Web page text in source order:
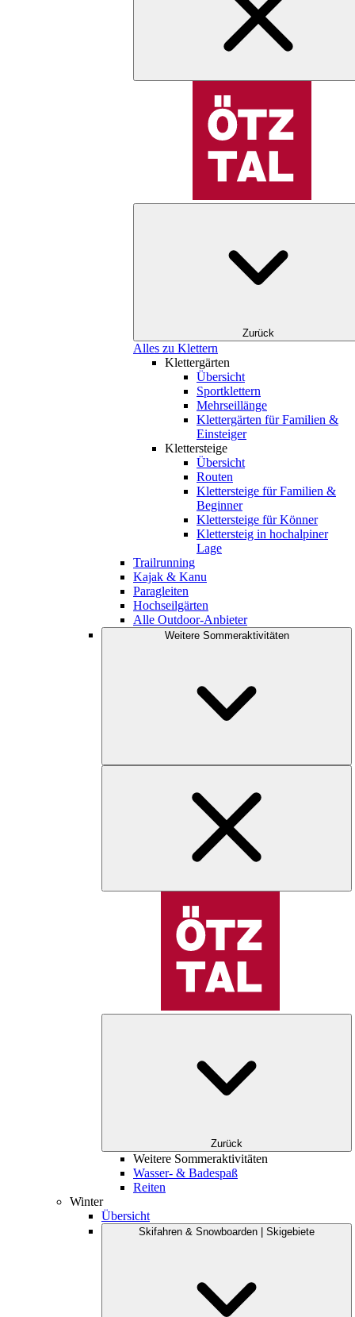
Zurück
Alles zu Klettern
Klettergärten
Übersicht
Sportklettern
Mehrseillänge
Klettergärten für Familien &
Einsteiger
Klettersteige
Übersicht
Routen
Klettersteige für Familien &
Beginner
Klettersteige für Könner
Klettersteig in hochalpiner
Lage
Trailrunning
Kajak & Kanu
Paragleiten
Hochseilgärten
Alle Outdoor-Anbieter
Weitere Sommeraktivitäten
Zurück
Weitere Sommeraktivitäten
Wasser- & Badespaß
Reiten
Winter
Übersicht
Skifahren & Snowboarden | Skigebiete